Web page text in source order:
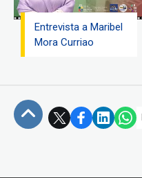
Entrevista a Maribel
Mora Curriao